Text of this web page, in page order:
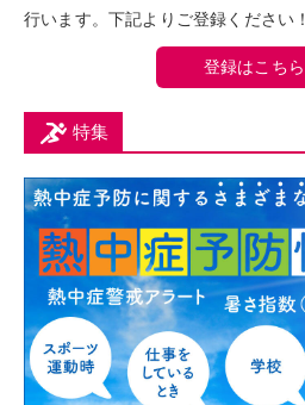
行います。下記よりご登録ください！
登録はこちら
特集